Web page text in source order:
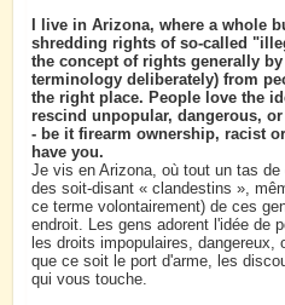
I live in Arizona, where a whole
shredding rights of so-called
the concept of rights generally
terminology deliberately) from
the right place. People love the
rescind unpopular, dangerous,
- be it firearm ownership, racist
have you.
Je vis en Arizona, où tout un tas
des soit-disant « clandestins »,
ce terme volontairement) de ces
endroit. Les gens adorent l'idée de
les droits impopulaires, dangereux,
que ce soit le port d'arme, les
qui vous touche.